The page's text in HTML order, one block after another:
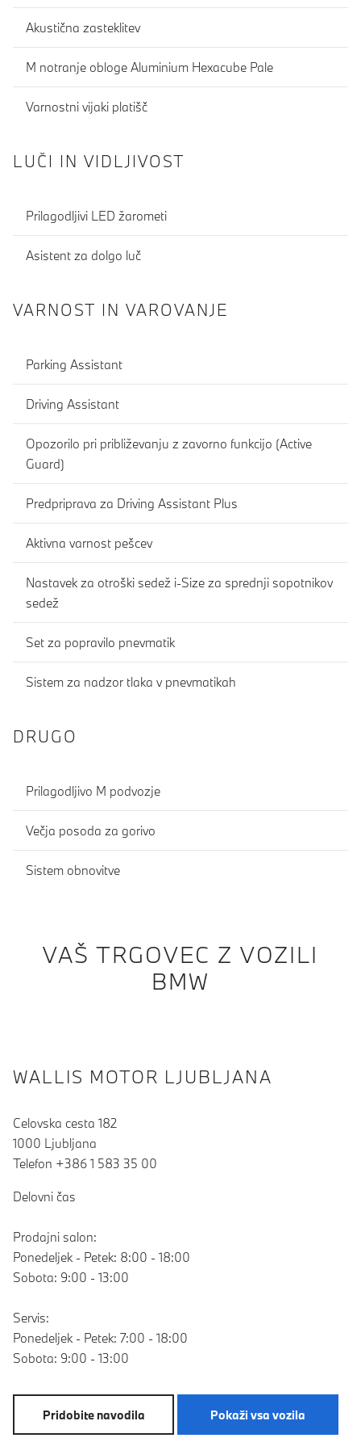
Akustična zasteklitev
M notranje obloge Aluminium Hexacube Pale
Varnostni vijaki platišč
LUČI IN VIDLJIVOST
Prilagodljivi LED žarometi
Asistent za dolgo luč
VARNOST IN VAROVANJE
Parking Assistant
Driving Assistant
Opozorilo pri približevanju z zavorno funkcijo (Active
Guard)
Predpriprava za Driving Assistant Plus
Aktivna varnost pešcev
Nastavek za otroški sedež i-Size za sprednji sopotnikov
sedež
Set za popravilo pnevmatik
Sistem za nadzor tlaka v pnevmatikah
DRUGO
Prilagodljivo M podvozje
Večja posoda za gorivo
Sistem obnovitve
VAŠ TRGOVEC Z VOZILI
BMW
WALLIS MOTOR LJUBLJANA
Celovska cesta 182
1000 Ljubljana
Telefon +386 1 583 35 00
Delovni čas
Prodajni salon:
Ponedeljek - Petek: 8:00 - 18:00
Sobota: 9:00 - 13:00
Servis:
Ponedeljek - Petek: 7:00 - 18:00
Sobota: 9:00 - 13:00
Pridobite navodila Pokaži vsa vozila